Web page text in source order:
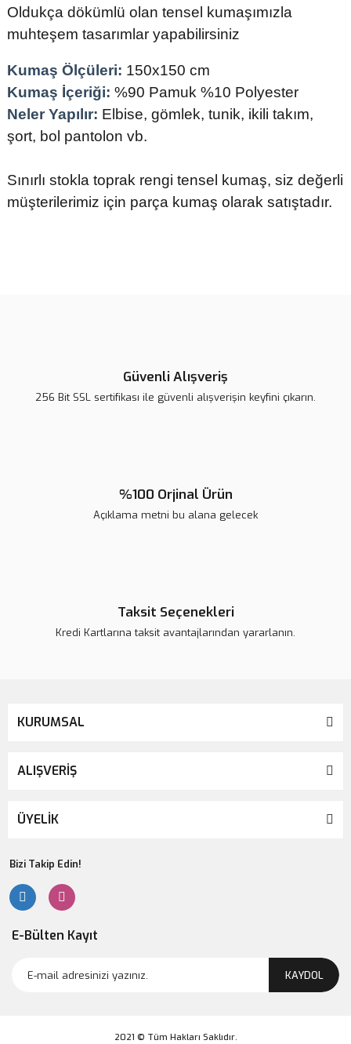
Oldukça dökümlü olan tensel kumaşımızla
muhteşem tasarımlar yapabilirsiniz
Kumaş Ölçüleri: 150x150 cm
Kumaş İçeriği: %90 Pamuk %10 Polyester
Neler Yapılır: Elbise, gömlek, tunik, ikili takım,
şort, bol pantolon vb.
Sınırlı stokla toprak rengi tensel kumaş, siz değerli
müşterilerimiz için parça kumaş olarak satıştadır.
Güvenli Alışveriş
256 Bit SSL sertifikası ile güvenli alışverişin keyfini çıkarın.
%100 Orjinal Ürün
Açıklama metni bu alana gelecek
Taksit Seçenekleri
Kredi Kartlarına taksit avantajlarından yararlanın.
KURUMSAL
ALIŞVERİŞ
ÜYELİK
Bizi Takip Edin!
E-Bülten Kayıt
KAYDOL
2021 © Tüm Hakları Saklıdır.